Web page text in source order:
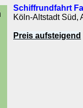
Schiffrundfahrt
Köln-Altstadt Süd,
Preis aufsteigend